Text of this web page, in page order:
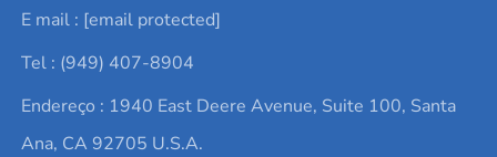
Lista de consultas
Termos e Condições
Política de Privacidade
Elementos de terras raras
Alvos de pulverização catódica
Ácido hialurônico
Promoções atuais
Notícias e blogs
Estudos de caso
E mail : [email protected]
Tel : (949) 407-8904
Endereço : 1940 East Deere Avenue, Suite 100, Santa
Ana, CA 92705 U.S.A.